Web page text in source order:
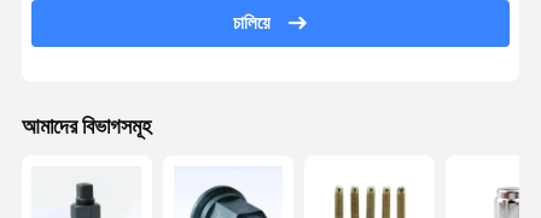
চাকা ভারসাম্য ওজন
কেন্দ্র বিয়ারিং
চালিয়ে
আমাদের বিভাগসমূহ